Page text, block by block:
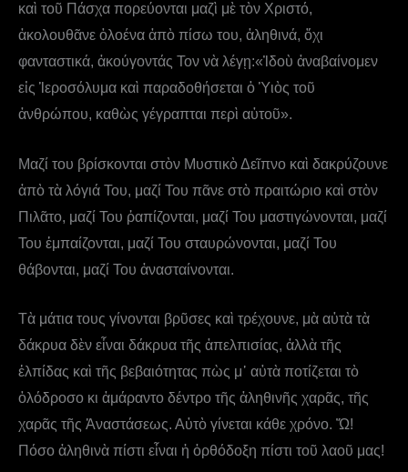
καὶ τοῦ Πάσχα πορεύονται μαζὶ μὲ τὸν Χριστό,
ἀκολουθᾶνε ὁλοένα ἀπὸ πίσω του, ἀληθινά, ὄχι
φανταστικά, ἀκούγοντάς Τον νὰ λέγῃ:«Ἰδοὺ ἀναβαίνομεν
εἰς Ἱεροσόλυμα καὶ παραδοθήσεται ὁ Ὑιὸς τοῦ
ἀνθρώπου, καθὼς γέγραπται περὶ αὐτοῦ».
Μαζί του βρίσκονται στὸν Μυστικὸ Δεῖπνο καὶ δακρύζουνε
ἀπὸ τὰ λόγιά Του, μαζί Του πᾶνε στὸ πραιτώριο καὶ στὸν
Πιλᾶτο, μαζί Του ῥαπίζονται, μαζί Του μαστιγώνονται, μαζί
Του ἐμπαίζονται, μαζί Του σταυρώνονται, μαζί Του
θάβονται, μαζί Του ἀνασταίνονται.
Τὰ μάτια τους γίνονται βρῦσες καὶ τρέχουνε, μὰ αὐτὰ τὰ
δάκρυα δὲν εἶναι δάκρυα τῆς ἀπελπισίας, ἀλλὰ τῆς
ἐλπίδας καὶ τῆς βεβαιότητας πὼς μ᾿ αὐτὰ ποτίζεται τὸ
ὁλόδροσο κι ἀμάραντο δέντρο τῆς ἀληθινῆς χαρᾶς, τῆς
χαρᾶς τῆς Ἀναστάσεως. Αὐτὸ γίνεται κάθε χρόνο. Ὤ!
Πόσο ἀληθινὰ πίστι εἶναι ἡ ὀρθόδοξη πίστι τοῦ λαοῦ μας!